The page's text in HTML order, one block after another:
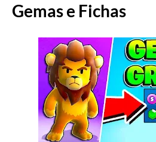
Gemas e Fichas